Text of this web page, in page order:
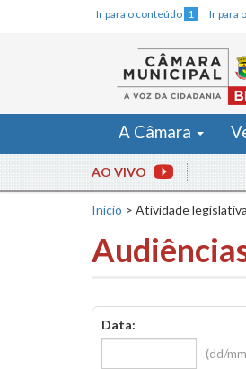
Ir para o conteúdo 1 Ir para
A Câmara
AO VIVO
Início > Atividade legislativa
Data:
(dd/